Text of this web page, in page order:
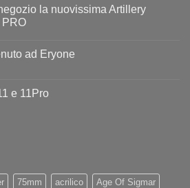
la nuovissima Artillery
ad Eryone
e 11Pro
75mm acrilico Age Of Sigmar